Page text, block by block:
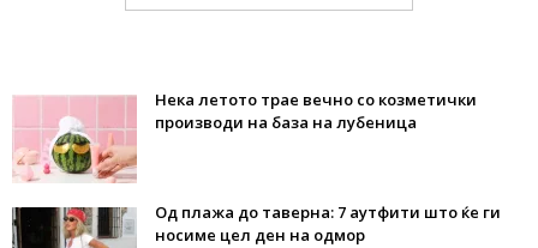
Нека летото трае вечно со козметички
производи на база на лубеница
Од плажа до таверна: 7 аутфити што ќе ги
носиме цел ден на одмор